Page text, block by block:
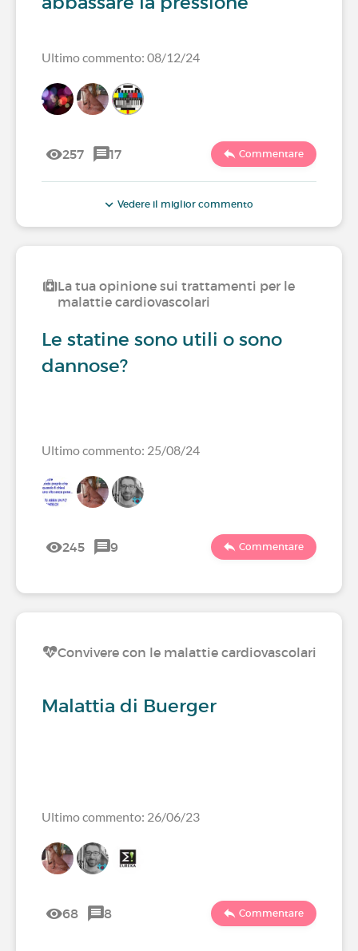
Ultimo commento: 08/12/24
257 17 Commentare
Vedere il miglior commento
La tua opinione sui trattamenti per le
malattie cardiovascolari
Le statine sono utili o sono
dannose?
Ultimo commento: 25/08/24
245 9 Commentare
Convivere con le malattie cardiovascolari
Malattia di Buerger
Ultimo commento: 26/06/23
68 8 Commentare